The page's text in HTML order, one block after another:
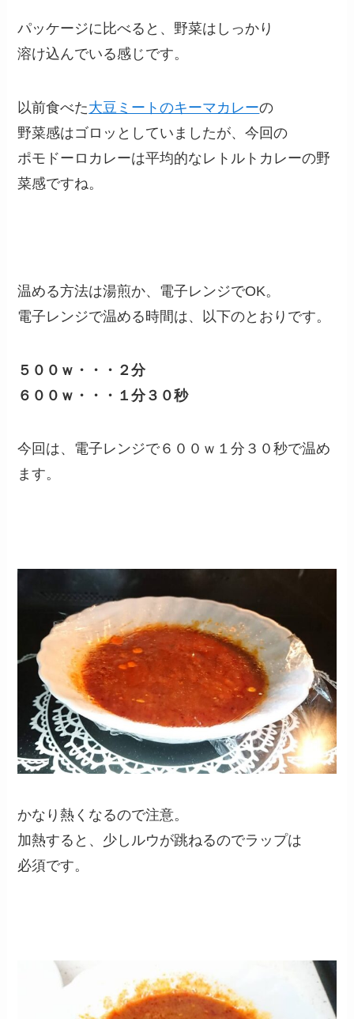
パッケージに比べると、野菜はしっかり
溶け込んでいる感じです。
以前食べた大豆ミートのキーマカレーの
野菜感はゴロッとしていましたが、今回の
ポモドーロカレーは平均的なレトルトカレーの野
菜感ですね。
温める方法は湯煎か、電子レンジでOK。
電子レンジで温める時間は、以下のとおりです。
５００ｗ・・・２分
６００ｗ・・・１分３０秒
今回は、電子レンジで６００ｗ１分３０秒で温め
ます。
かなり熱くなるので注意。
加熱すると、少しルウが跳ねるのでラップは
必須です。